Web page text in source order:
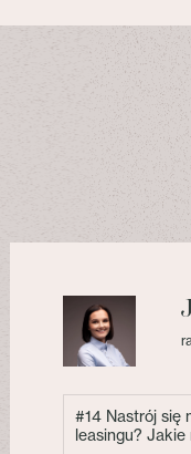
#14 Nastrój się
leasingu?